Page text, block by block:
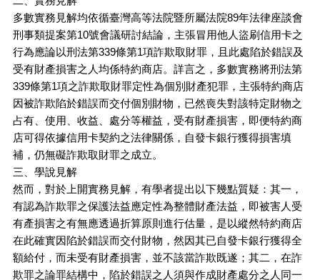
多數實務見解均依循臺灣高等法院暨所屬法院89年法律座談會
刑事類提案第10號會議研討結論，主張冒用他人盜刷信用卡之
行為應論以刑法第339條第1項詐欺取財罪，且此處陷於錯誤及
受有財產損害之人均係特約商店。詳言之，多數實務將刑法第
339條第1項之詐欺取財罪定性為個別財產犯罪，主張特約商店
因被詐欺陷於錯誤而交付個別財物，已然喪失對該特定財物之
占有、使用、收益、處分等權益，受有財產損害，即便特約商
店可得依據信用卡契約之法律關係，自發卡銀行獲得損害填
補，仍無礙詐欺取財罪之成立。
三、學說見解
然而，對於上開實務見解，有學者提出以下幾點質疑：其一，
有認為詐欺罪之保護法益應定性為整體財產法益，即被害人受
有產損害之有無應透過折算原則進行估量，是以縱然特約商店
在此確實因陷於錯誤而交付財物，然因其已自發卡銀行獲得全
額給付，而未受有財產損害，並不該當詐欺既遂；其二，在詐
欺罪之論罪結構中，陷於錯誤之人須與作成財產處分之人同一